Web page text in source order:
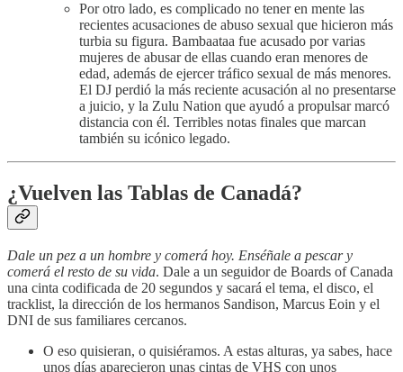
Por otro lado, es complicado no tener en mente las
recientes acusaciones de abuso sexual que hicieron más
turbia su figura. Bambaataa fue acusado por varias
mujeres de abusar de ellas cuando eran menores de
edad, además de ejercer tráfico sexual de más menores.
El DJ perdió la más reciente acusación al no presentarse
a juicio, y la Zulu Nation que ayudó a propulsar marcó
distancia con él. Terribles notas finales que marcan
también su icónico legado.
¿Vuelven las Tablas de Canadá?
Dale un pez a un hombre y comerá hoy. Enséñale a pescar y
comerá el resto de su vida. Dale a un seguidor de Boards of Canada
una cinta codificada de 20 segundos y sacará el tema, el disco, el
tracklist, la dirección de los hermanos Sandison, Marcus Eoin y el
DNI de sus familiares cercanos.
O eso quisieran, o quisiéramos. A estas alturas, ya sabes, hace
unos días aparecieron unas cintas de VHS con unos